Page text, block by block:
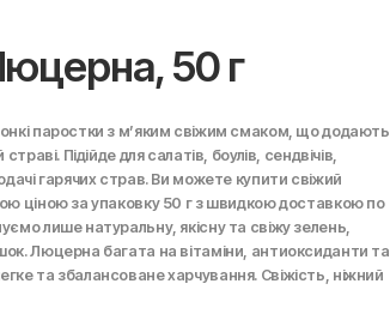
50 г
паростки з м’яким свіжим смаком, що додають
Підійде для салатів, боулів, сендвічів,
гарячих страв. Ви можете купити свіжий
ціною за упаковку 50 г з швидкою доставкою по
лише натуральну, якісну та свіжу зелень,
Люцерна багата на вітаміни, антиоксиданти та
та збалансоване харчування. Свіжість, ніжний